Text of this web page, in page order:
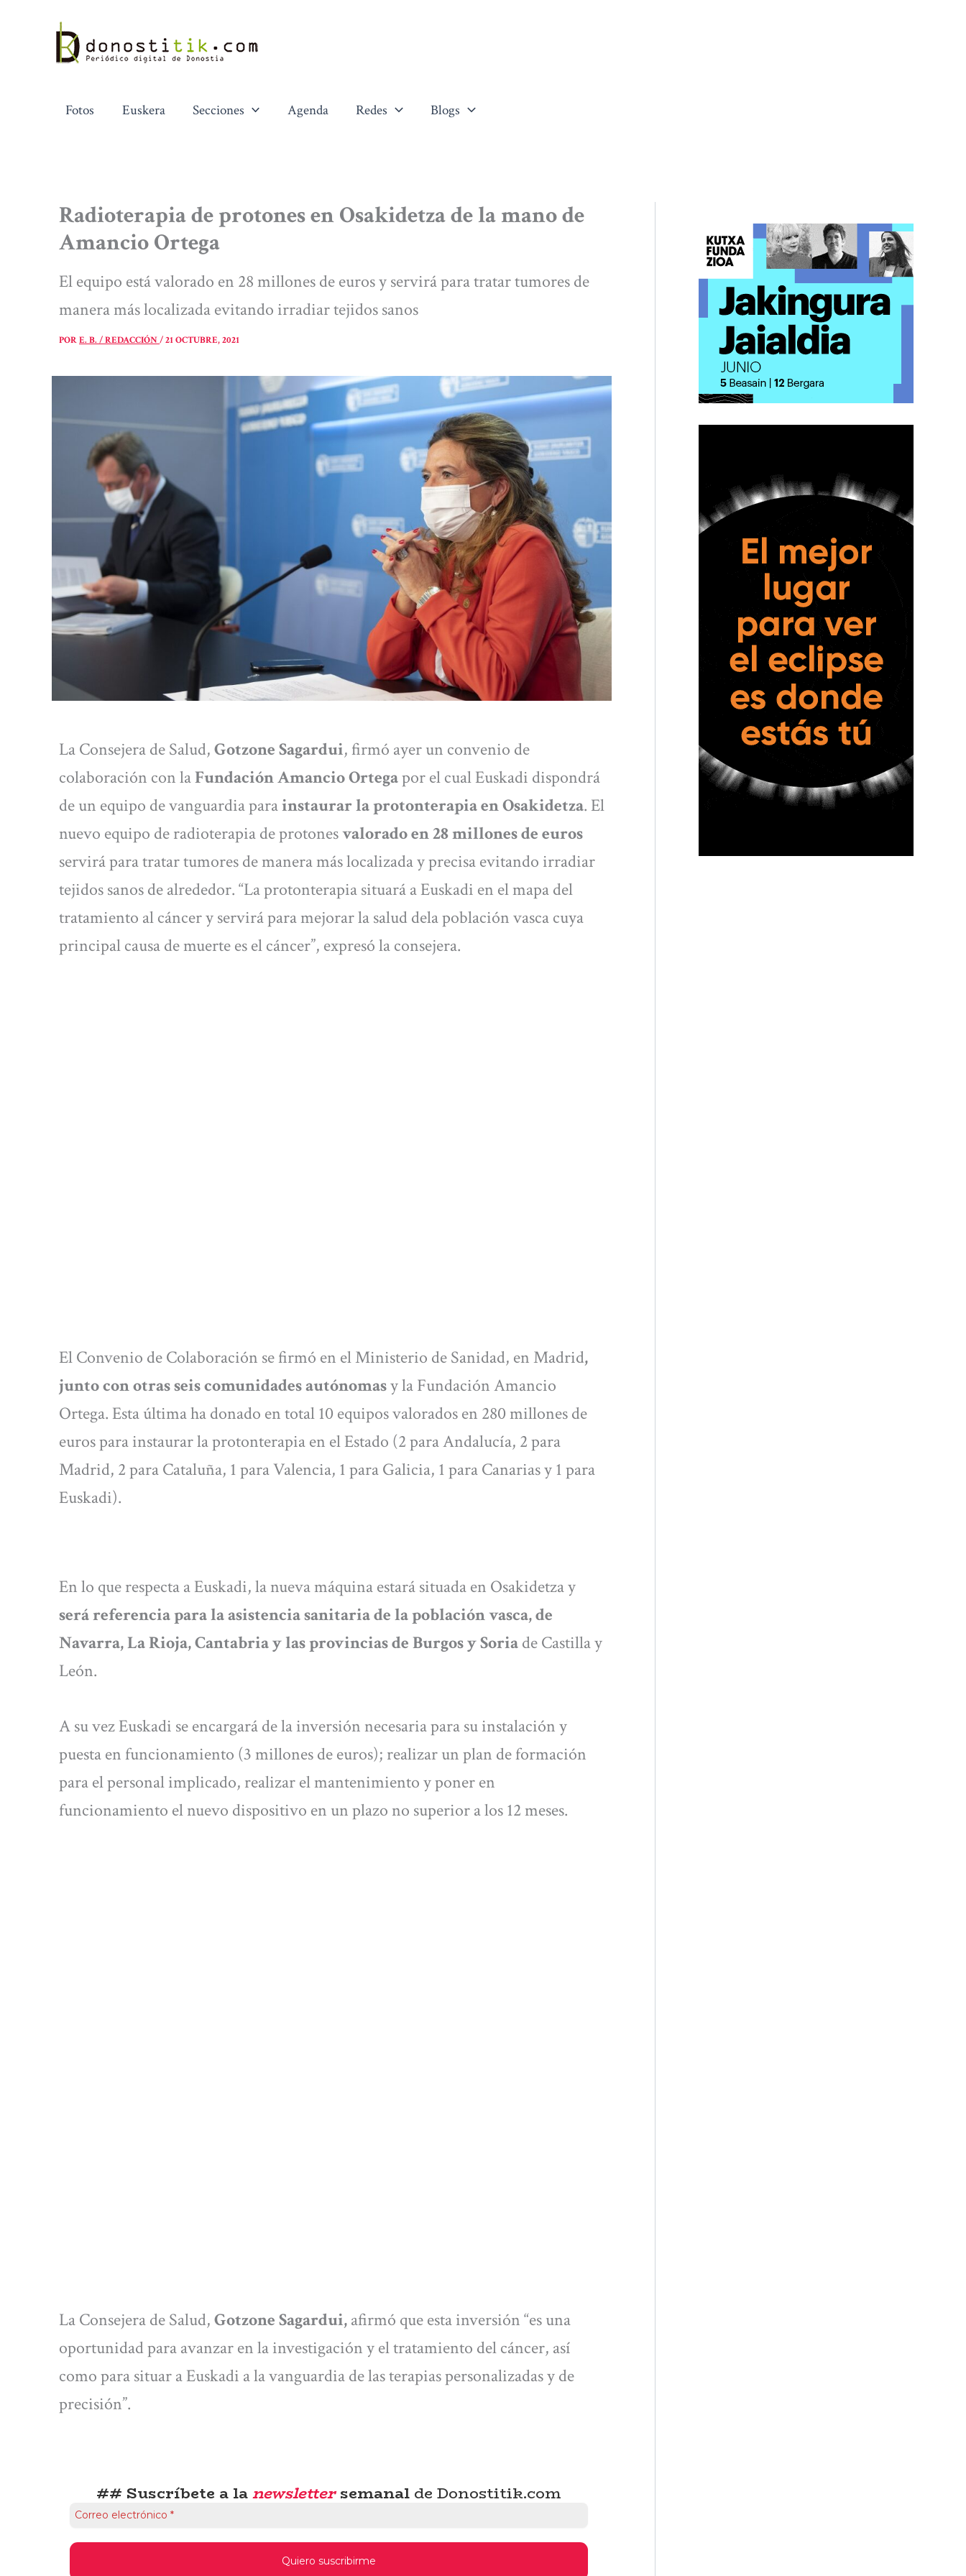
contenido
Fotos Euskera Secciones Agenda Redes Blogs
Radioterapia de protones en Osakidetza de la mano de
Amancio Ortega
El equipo está valorado en 28 millones de euros y servirá para tratar tumores de
manera más localizada evitando irradiar tejidos sanos
PORE. B. / REDACCIÓN/21 OCTUBRE, 2021
La Consejera de Salud,Gotzone Sagardui, firmó ayer un convenio de
colaboración con laFundación Amancio Ortegapor el cual Euskadi dispondrá
de un equipo de vanguardia parainstaurar la protonterapia en Osakidetza. El
nuevo equipo de radioterapia de protonesvalorado en 28 millones de euros
servirá para tratar tumores de manera más localizada y precisa evitando irradiar
tejidos sanos de alrededor. “La protonterapia situará a Euskadi en el mapa del
tratamiento al cáncer y servirá para mejorar la salud dela población vasca cuya
principal causa de muerte es el cáncer”, expresó la consejera.
El Convenio de Colaboración se firmó en el Ministerio de Sanidad, en Madrid,
junto con otras seis comunidades autónomasy la Fundación Amancio
Ortega. Esta última ha donado en total 10 equipos valorados en 280 millones de
euros para instaurar la protonterapia en el Estado (2 para Andalucía, 2 para
Madrid, 2 para Cataluña, 1 para Valencia, 1 para Galicia, 1 para Canarias y 1 para
Euskadi).
En lo que respecta a Euskadi, la nueva máquina estará situada en Osakidetza y
será referencia para la asistencia sanitaria de la población vasca, de
Navarra, La Rioja, Cantabria y las provincias de Burgos y Soriade Castilla y
León.
A su vez Euskadi se encargará de la inversión necesaria para su instalación y
puesta en funcionamiento (3 millones de euros); realizar un plan de formación
para el personal implicado, realizar el mantenimiento y poner en
funcionamiento el nuevo dispositivo en un plazo no superior a los 12 meses.
La Consejera de Salud,Gotzone Sagardui,afirmó que esta inversión “es una
oportunidad para avanzar en la investigación y el tratamiento del cáncer, así
como para situar a Euskadi a la vanguardia de las terapias personalizadas y de
precisión”.
## Suscríbete a lanewslettersemanal de Donostitik.com